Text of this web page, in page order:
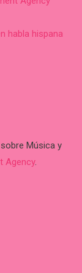
habla hispana
Música y
Agency.